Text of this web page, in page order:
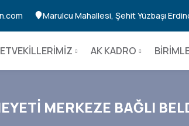
Marulcu Mahallesi, Şehit Yüzbaşı
AK KADRO
MERKEZE BAĞLI